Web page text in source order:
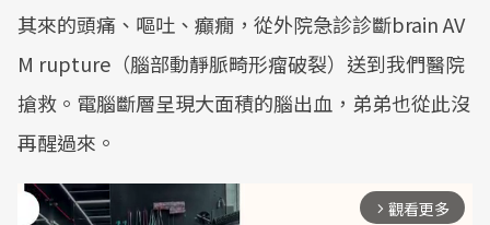
其來的頭痛、嘔吐、癲癇，從外院急診診斷brain AV
M rupture（腦部動靜脈畸形瘤破裂）送到我們醫院
搶救。電腦斷層呈現大面積的腦出血，弟弟也從此沒
再醒過來。
arrow_forward_ios 觀看更多